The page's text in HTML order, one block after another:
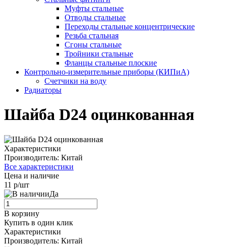
Муфты стальные
Отводы стальные
Переходы стальные концентрические
Резьба стальная
Сгоны стальные
Тройники стальные
Фланцы стальные плоские
Контрольно-измерительные приборы (КИПиА)
Счетчики на воду
Радиаторы
Шайба D24 оцинкованная
Характеристики
Производитель: Китай
Все характеристики
Цена и наличие
11 р/шт
Да
В корзину
Купить в один клик
Характеристики
Производитель: Китай